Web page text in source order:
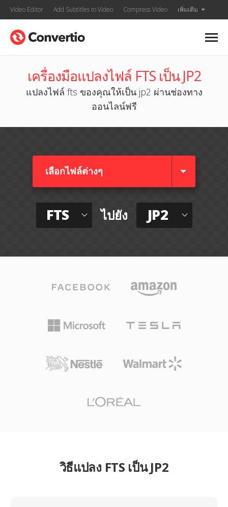
Video Editor Add Subtitles to Video Compress Video เพิ่มเติม
เครื่องมือแปลงไฟล์ FTS เป็น JP2
แปลงไฟล์ fts ของคุณให้เป็น jp2 ผ่านช่องทาง
ออนไลน์ฟรี
เลือกไฟล์ต่างๆ​
FTS ไปยัง JP2
วิธีแปลง FTS เป็น JP2